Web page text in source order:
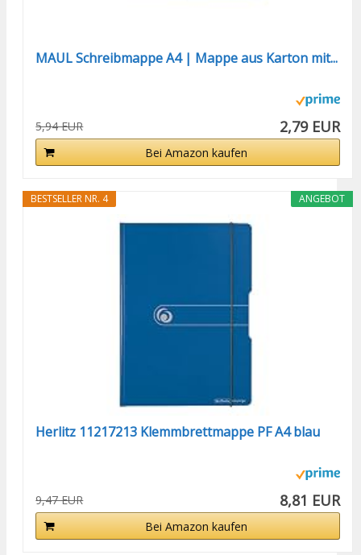
MAUL Schreibmappe A4 | Mappe aus Karton mit...
5,94 EUR 2,79 EUR
Bei Amazon kaufen
ANGEBOT
BESTSELLER NR. 4
Herlitz 11217213 Klemmbrettmappe PF A4 blau
9,47 EUR 8,81 EUR
Bei Amazon kaufen